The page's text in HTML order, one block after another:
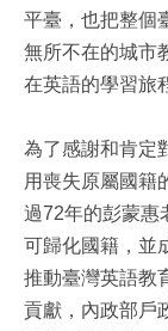
平臺，也把整個
無所不在的城市
在英語的學習旅
為了感謝和肯定
用喪失原屬國籍
過72年的彭蒙惠
可歸化國籍，並
推動臺灣英語教
貢獻，內政部戶